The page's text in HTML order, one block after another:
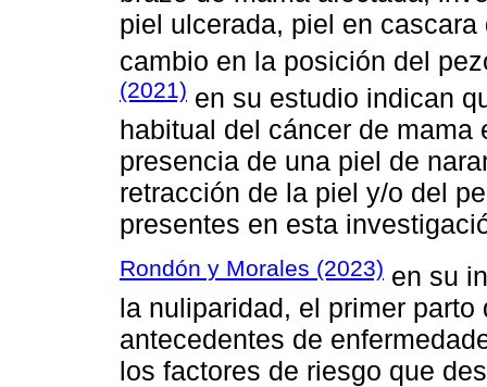
piel ulcerada, piel en
cambio en la posición del
(2021) en su estudio indican
habitual del cáncer de
presencia de una piel de
retracción de la piel y/o del
presentes en esta
Rondón y Morales (2023) en su
la nuliparidad, el primer
antecedentes de
los factores de riesgo que